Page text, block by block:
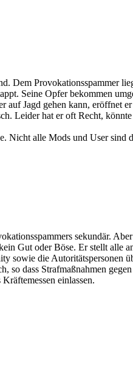
Dem Provokationsspammer
Seine Opfer bekommen
Jagd gehen kann, eröffnet
Leider hat er oft Recht,
Nicht alle Mods und User sind
sekundär.
Gut oder Böse. Er stellt alle
sowie die Autoritätspersonen
dass Strafmaßnahmen
einlassen.